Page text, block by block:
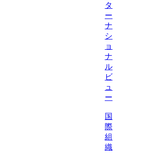
タ
ー
ナ
シ
ョ
ナ
ル
ビ
ュ
ー
国
際
組
織